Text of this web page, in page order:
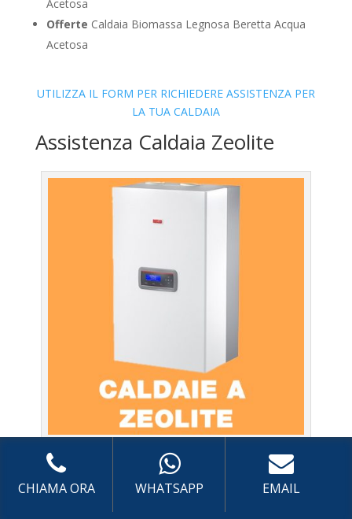
Acetosa
Offerte Caldaia Biomassa Legnosa Beretta Acqua
Acetosa
UTILIZZA IL FORM PER RICHIEDERE ASSISTENZA PER
LA TUA CALDAIA
Assistenza Caldaia Zeolite
Roma
CHIAMA ORA WHATSAPP EMAIL